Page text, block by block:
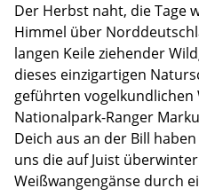
Der Herbst naht, die Tage
Himmel über
langen Keile ziehender
dieses einzigartigen
geführten
Nationalpark-Ranger
Deich aus an der Bill
uns die auf Juist
Weißwangengänse durch